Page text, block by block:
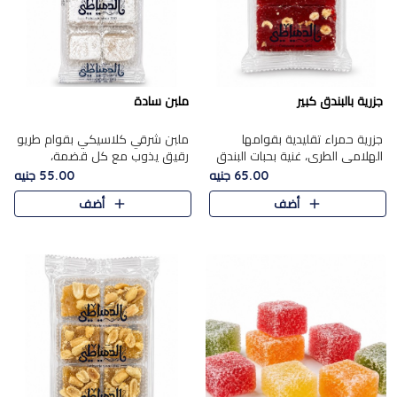
جزرية بالبندق كبير
جزرية حمراء تقليدية بقوامها
الهلامي الطري، غنية بحبات البندق
الفاخرة التي تضيف قرمشة راقية
إلى قوامها الناعم، لتقدم مزيجًا
متوازنًا من النكه..
65.00 جنيه
أضف
ملبن سادة
ملبن شرقي كلاسيكي بقوام طريو
رقيق يذوب مع كل قضمة،
مغطى بطبقة ناعمة من السكر
البودرة ليقدم المذاق الأصيل الذي
ارتبط بحلويات المولد التقليدي..
55.00 جنيه
أضف